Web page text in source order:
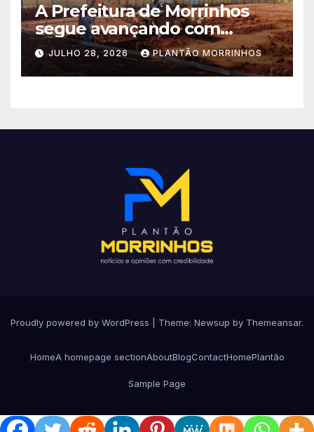
A Prefeitura de Morrinhos
segue avançando com
importantes investimentos
no Setor Arca de Noé.
JULHO 28, 2026 PLANTÃO MORRINHOS
Proudly powered by WordPress Theme: Newsup by Themeansar.
HomeA homepage sectionAboutBlogContactHomePlantão
Sample Page